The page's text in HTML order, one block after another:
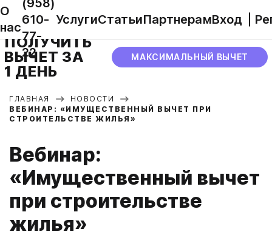
О
нас
610-
77-
22
УслугиСтатьиПартнерамВход
ПОЛУЧИТЬ
ВЫЧЕТ ЗА
1 ДЕНЬ
МАКСИМАЛЬНЫЙ ВЫЧЕТ
ГЛАВНАЯ
НОВОСТИ
ВЕБИНАР: «ИМУЩЕСТВЕННЫЙ ВЫЧЕТ ПРИ
СТРОИТЕЛЬСТВЕ ЖИЛЬЯ»
Вебинар:
«Имущественный вычет
при строительстве
жилья»